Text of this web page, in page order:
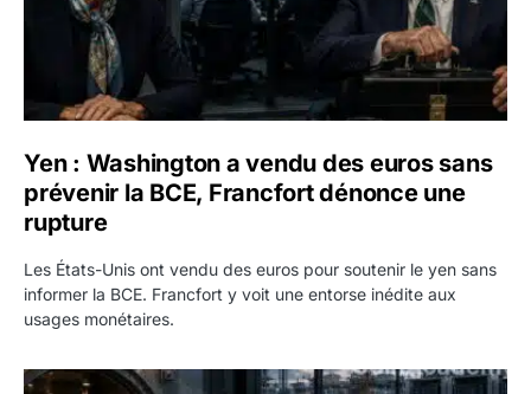
Yen : Washington a vendu des euros sans
prévenir la BCE, Francfort dénonce une
rupture
Les États-Unis ont vendu des euros pour soutenir le yen sans
informer la BCE. Francfort y voit une entorse inédite aux
usages monétaires.
Jane Street négocie le transfert de 11 milliards de